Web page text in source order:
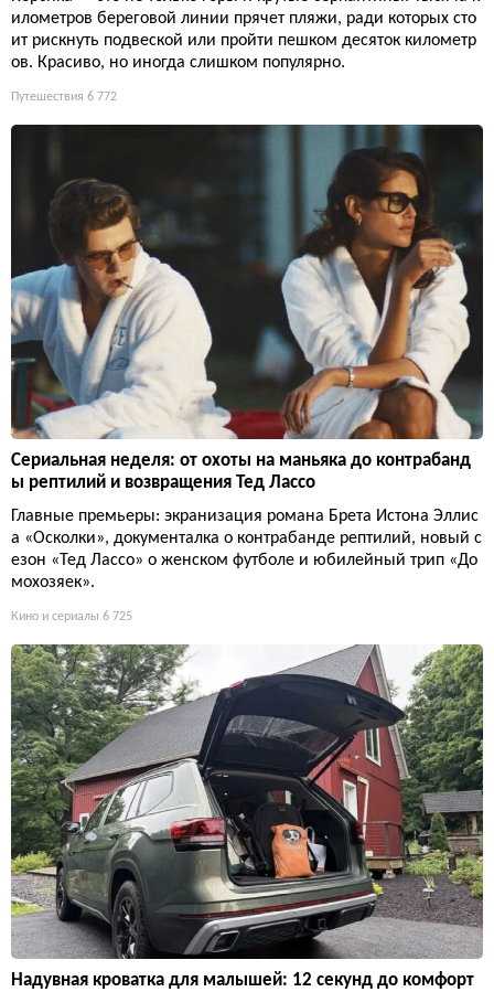
илометров береговой линии прячет пляжи, ради которых сто
ит рискнуть подвеской или пройти пешком десяток километр
ов. Красиво, но иногда слишком популярно.
Путешествия 6 772
Сериальная неделя: от охоты на маньяка до контрабанд
ы рептилий и возвращения Тед Лассо
Главные премьеры: экранизация романа Брета Истона Эллис
а «Осколки», документалка о контрабанде рептилий, новый с
езон «Тед Лассо» о женском футболе и юбилейный трип «До
мохозяек».
Кино и сериалы 6 725
Надувная кроватка для малышей: 12 секунд до комфорт